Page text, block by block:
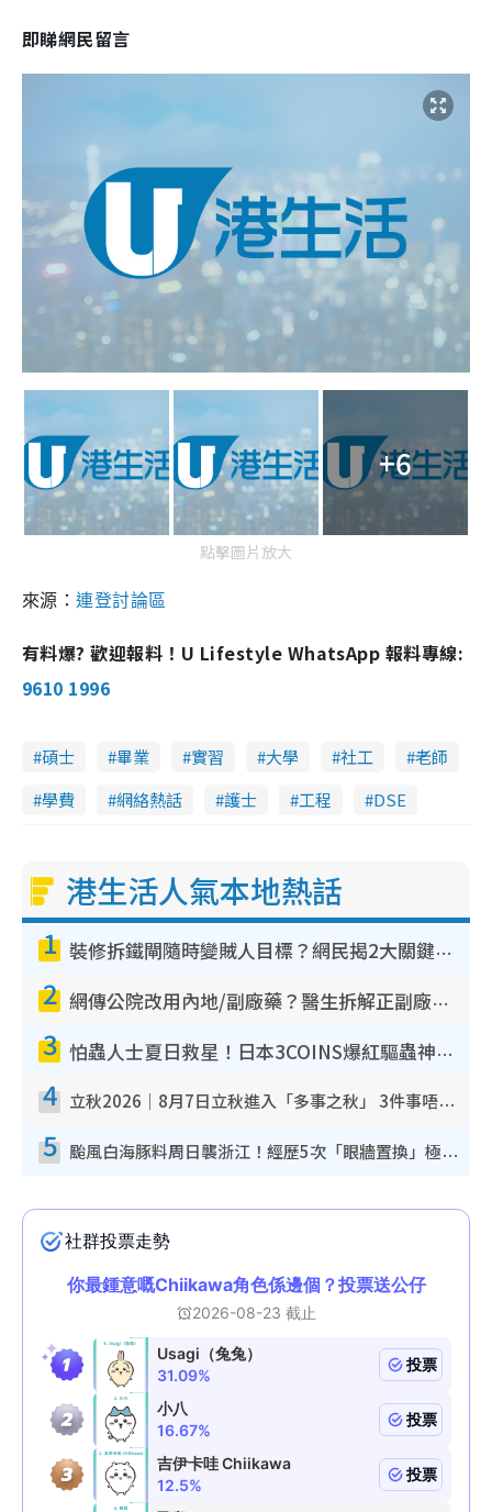
即睇網民留言
+6
點擊圖片放大
來源：連登討論區
有料爆? 歡迎報料！U Lifestyle WhatsApp 報料專線:
9610 1996
碩士 畢業 實習 大學 社工
老師
學費
網絡熱話 護士 工程 DSE
港生活人氣本地熱話
1 裝修拆鐵閘隨時變賊人目標？網民揭2大關鍵用途：裝新式等於白裝？附新舊鐵閘分別
2 網傳公院改用內地/副廠藥？醫生拆解正副廠分別 揭4類人換藥隨時出事
3 怕蟲人士夏日救星！日本3COINS爆紅驅蟲神器$45起 1招「全程免觸碰」輕鬆搞定小強
4 立秋2026｜8月7日立秋進入「多事之秋」 3件事唔做得！專家教6招開運 清枱頭／銀包納氣接好運
5 颱風白海豚料周日襲浙江！經歷5次「眼牆置換」極罕見 成登陸內地最長途颱風